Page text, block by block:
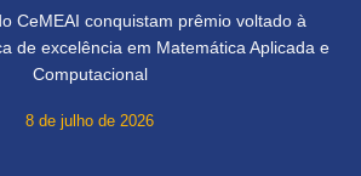
CeMEAI conquistam prêmio voltado à
de excelência em Matemática Aplicada e
Computacional
8 de julho de 2026